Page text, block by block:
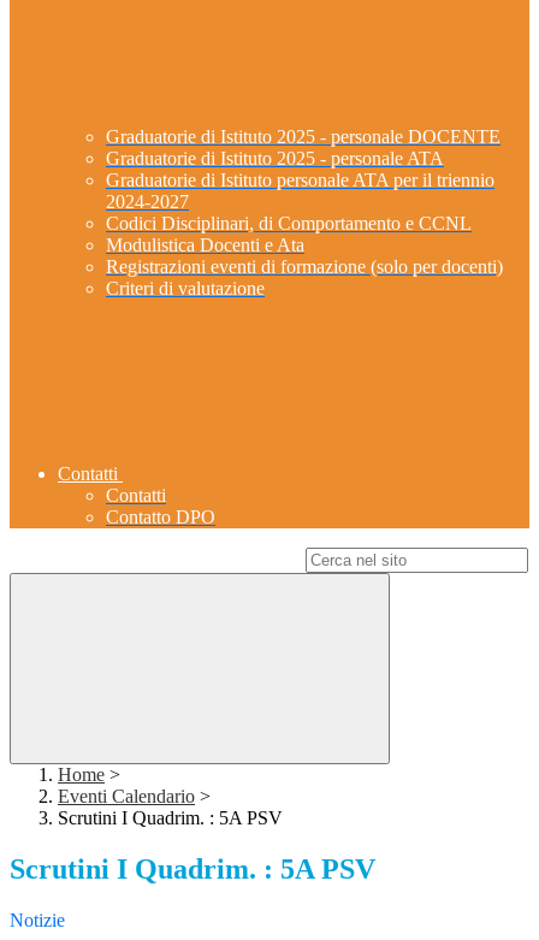
Graduatorie di Istituto 2025 - personale DOCENTE
Graduatorie di Istituto 2025 - personale ATA
Graduatorie di Istituto personale ATA per il triennio
2024-2027
Codici Disciplinari, di Comportamento e CCNL
Modulistica Docenti e Ata
Registrazioni eventi di formazione (solo per docenti)
Criteri di valutazione
Contatti
Contatti
Contatto DPO
Home >
Eventi Calendario >
Scrutini I Quadrim. : 5A PSV
Scrutini I Quadrim. : 5A PSV
Notizie